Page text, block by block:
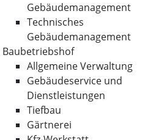
Gebäudemanagement
Technisches
Gebäudemanagement
Baubetriebshof
Allgemeine Verwaltung
Gebäudeservice und
Dienstleistungen
Tiefbau
Gärtnerei